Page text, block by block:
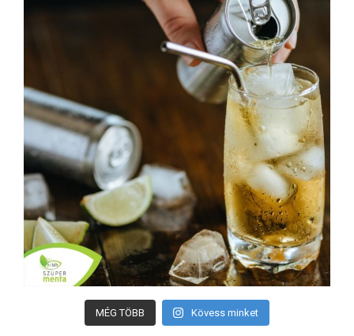
MÉG TÖBB Kövess minket